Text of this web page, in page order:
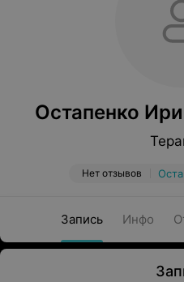
Остапенко
Нет отзывов
Запись Инфо